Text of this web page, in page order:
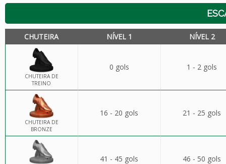
CHUTEIRA NÍVEL 1 NÍVEL 2
CHUTEIRA DE
TREINO
0 gols 1 - 2 gols
CHUTEIRA DE
BRONZE
16 - 20 gols 21 - 25 gols
41 - 45 gols 46 - 50 gols